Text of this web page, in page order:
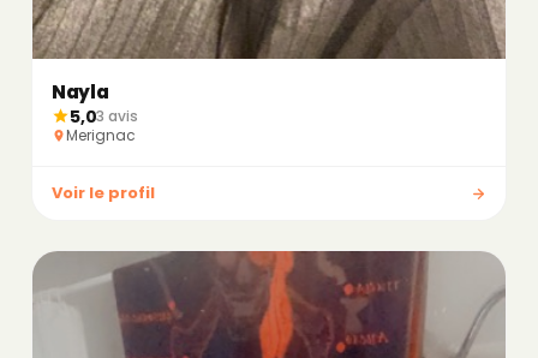
Nayla
5,03 avis
Merignac
Voir le profil